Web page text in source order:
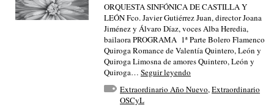
ORQUESTA SINFÓNICA DE CASTILLA Y
LEÓN Fco. Javier Gutiérrez Juan, director Joana
Jiménez y Álvaro Díaz, voces Alba Heredia,
bailaora PROGRAMA 1ª Parte Bolero Flamenco
Quiroga Romance de Valentía Quintero, León y
Quiroga Limosna de amores Quintero, León y
Quiroga… Seguir leyendo
Extraordinario Año Nuevo,Extraordinario
OSCyL